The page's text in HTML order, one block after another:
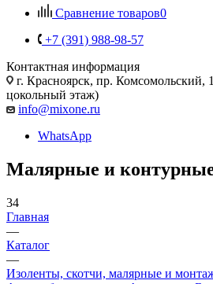
Сравнение товаров0
+7 (391) 988-98-57
Контактная информация
г. Красноярск, пр. Комсомольский,
цокольный этаж)
info@mixone.ru
WhatsApp
Малярные и
34
Главная
—
Каталог
—
Изоленты, скотчи, малярные и